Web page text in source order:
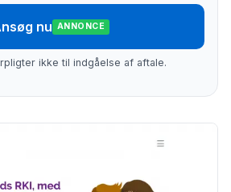
nu ANNONCE
ikke til indgåelse af aftale.